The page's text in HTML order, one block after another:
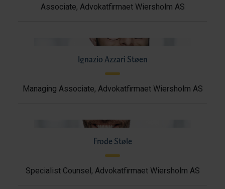
Associate, Advokatfirmaet Wiersholm AS
Ignazio Azzari Støen
Managing Associate, Advokatfirmaet Wiersholm AS
Frode Støle
Specialist Counsel, Advokatfirmaet Wiersholm AS